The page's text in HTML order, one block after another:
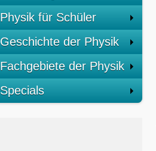
Physik für Schüler
Geschichte der Physik
Fachgebiete der Physik
Specials